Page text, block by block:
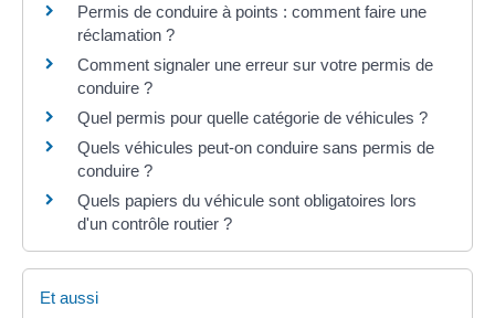
Permis de conduire à points : comment faire une
réclamation ?
Comment signaler une erreur sur votre permis de
conduire ?
Quel permis pour quelle catégorie de véhicules ?
Quels véhicules peut-on conduire sans permis de
conduire ?
Quels papiers du véhicule sont obligatoires lors
d'un contrôle routier ?
Et aussi